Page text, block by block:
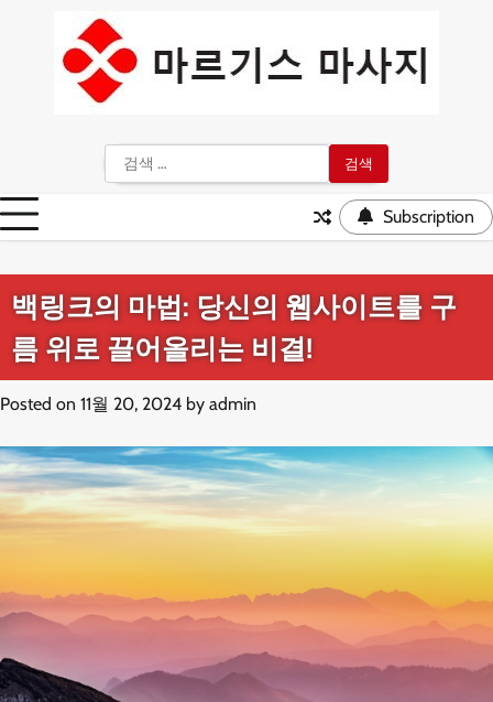
색:
Subscription
백링크의 마법: 당신의 웹사이트를 구
름 위로 끌어올리는 비결!
Posted on 11월 20, 2024 by admin